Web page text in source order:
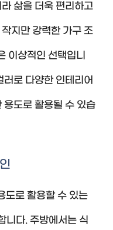
삶을 더욱 편리하고
지만 강력한 가구 조
이상적인 선택입니
러로 다양한 인테리어
용도로 활용될 수 있습
도로 활용할 수 있는
니다. 주방에서는 식